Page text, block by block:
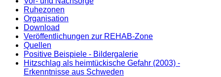
Ruhezonen
Organisation
Download
Veröffentlichungen zur REHAB-Zone
Quellen
Positive Beispiele - Bildergalerie
Hitzschlag als heimtückische Gefahr (2003) -
Erkenntnisse aus Schweden